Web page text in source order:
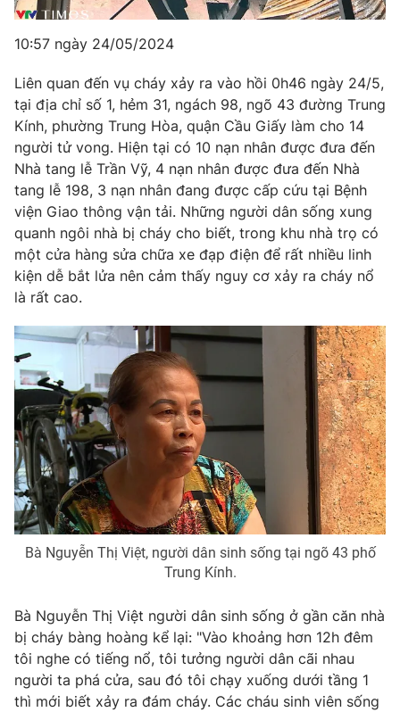
10:57 ngày 24/05/2024
Liên quan đến vụ cháy xảy ra vào hồi 0h46 ngày 24/5,
tại địa chỉ số 1, hẻm 31, ngách 98, ngõ 43 đường Trung
Kính, phường Trung Hòa, quận Cầu Giấy làm cho 14
người tử vong. Hiện tại có 10 nạn nhân được đưa đến
Nhà tang lễ Trần Vỹ, 4 nạn nhân được đưa đến Nhà
tang lễ 198, 3 nạn nhân đang được cấp cứu tại Bệnh
viện Giao thông vận tải. Những người dân sống xung
quanh ngôi nhà bị cháy cho biết, trong khu nhà trọ có
một cửa hàng sửa chữa xe đạp điện để rất nhiều linh
kiện dễ bắt lửa nên cảm thấy nguy cơ xảy ra cháy nổ
là rất cao.
Bà Nguyễn Thị Việt, người dân sinh sống tại ngõ 43 phố
Trung Kính.
Bà Nguyễn Thị Việt người dân sinh sống ở gần căn nhà
bị cháy bàng hoàng kể lại: "Vào khoảng hơn 12h đêm
tôi nghe có tiếng nổ, tôi tưởng người dân cãi nhau
người ta phá cửa, sau đó tôi chạy xuống dưới tầng 1
thì mới biết xảy ra đám cháy. Các cháu sinh viên sống